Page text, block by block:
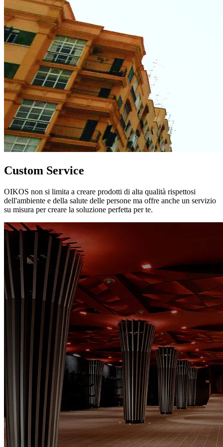
Custom Service
OIKOS non si limita a creare prodotti di alta qualità rispettosi
dell'ambiente e della salute delle persone ma offre anche un servizio
su misura per creare la soluzione perfetta per te.